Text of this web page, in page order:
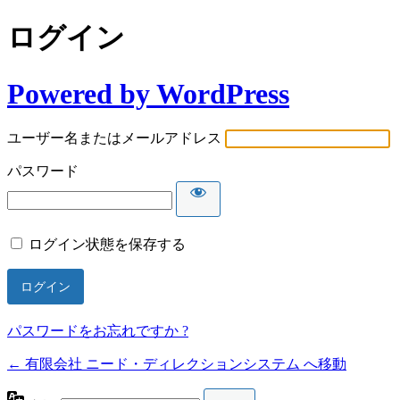
ログイン
Powered by WordPress
ユーザー名またはメールアドレス
パスワード
ログイン状態を保存する
パスワードをお忘れですか ?
← 有限会社 ニード・ディレクションシステム へ移動